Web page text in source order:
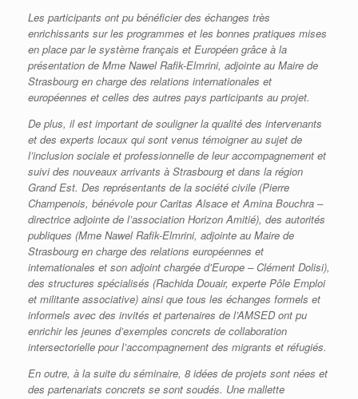
Les participants ont pu bénéficier des échanges très
enrichissants sur les programmes et les bonnes pratiques mises
en place par le système français et Européen grâce à la
présentation de Mme Nawel Rafik-Elmrini, adjointe au Maire de
Strasbourg en charge des relations internationales et
européennes et celles des autres pays participants au projet.
De plus, il est important de souligner la qualité des intervenants
et des experts locaux qui sont venus témoigner au sujet de
l’inclusion sociale et professionnelle de leur accompagnement et
suivi des nouveaux arrivants à Strasbourg et dans la région
Grand Est. Des représentants de la société civile (Pierre
Champenois, bénévole pour Caritas Alsace et Amina Bouchra –
directrice adjointe de l’association Horizon Amitié), des autorités
publiques (Mme Nawel Rafik-Elmrini, adjointe au Maire de
Strasbourg en charge des relations européennes et
internationales et son adjoint chargée d’Europe – Clément Dolisi),
des structures spécialisés (Rachida Douair, experte Pôle Emploi
et militante associative) ainsi que tous les échanges formels et
informels avec des invités et partenaires de l’AMSED ont pu
enrichir les jeunes d’exemples concrets de collaboration
intersectorielle pour l’accompagnement des migrants et réfugiés.
En outre, à la suite du séminaire, 8 idées de projets sont nées et
des partenariats concrets se sont soudés. Une mallette